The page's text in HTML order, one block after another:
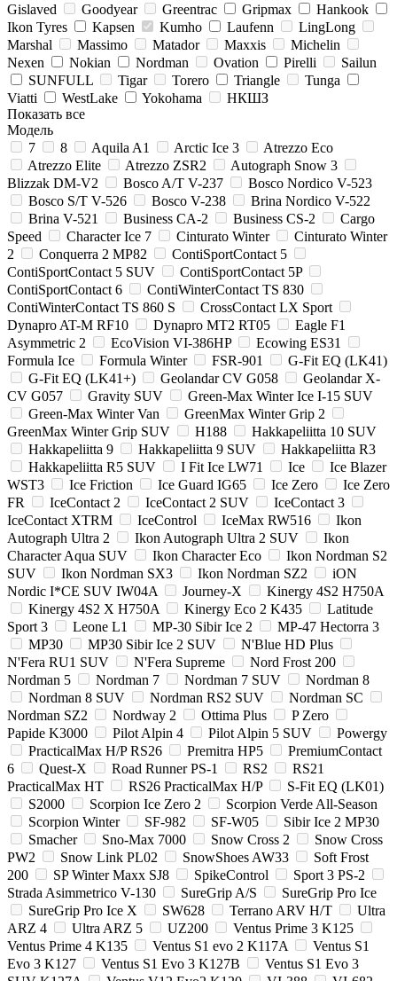
Gislaved
Goodyear Greentrac Gripmax
Hankook
Ikon Tyres
Kapsen Kumho Laufenn
LingLong
Marshal
Massimo Matador Maxxis
Michelin
Nexen
Nokian Nordman Ovation Pirelli
Sailun
SUNFULL
Tigar Torero Triangle
Tunga
Viatti
WestLake Yokohama
НКШЗ
Показать все
Модель
7
8 Aquila A1 Arctic Ice 3
Atrezzo Eco
Atrezzo Elite
Atrezzo ZSR2
Autograph Snow 3
Blizzak DM-V2
Bosco A/T V-237
Bosco Nordico V-523
Bosco S/T V-526
Bosco V-238
Brina Nordico V-522
Brina V-521
Business CA-2 Business CS-2
Cargo
Speed
Character Ice 7 Cinturato Winter
Cinturato Winter
2
Conquerra 2 MP82
ContiSportContact 5
ContiSportContact 5 SUV
ContiSportContact 5P
ContiSportContact 6
ContiWinterContact TS 830
ContiWinterContact TS 860 S
CrossContact LX Sport
Dynapro AT-M RF10
Dynapro MT2 RT05
Eagle F1
Asymmetric 2
EcoVision VI-386HP
Ecowing ES31
Formula Ice
Formula Winter FSR-901
G-Fit EQ (LK41)
G-Fit EQ (LK41+)
Geolandar CV G058
Geolandar X-
CV G057
Gravity SUV
Green-Max Winter Ice I-15 SUV
Green-Max Winter Van
GreenMax Winter Grip 2
GreenMax Winter Grip SUV
H188
Hakkapeliitta 10 SUV
Hakkapeliitta 9
Hakkapeliitta 9 SUV
Hakkapeliitta R3
Hakkapeliitta R5 SUV
I Fit Ice LW71 Ice
Ice Blazer
WST3
Ice Friction Ice Guard IG65 Ice Zero
Ice Zero
FR
IceContact 2 IceContact 2 SUV
IceContact 3
IceContact XTRM
IceControl IceMax RW516
Ikon
Autograph Ultra 2
Ikon Autograph Ultra 2 SUV
Ikon
Character Aqua SUV
Ikon Character Eco
Ikon Nordman S2
SUV
Ikon Nordman SX3 Ikon Nordman SZ2
iON
Nordic I*CE SUV IW04A
Journey-X
Kinergy 4S2 H750A
Kinergy 4S2 X H750A
Kinergy Eco 2 K435
Latitude
Sport 3
Leone L1 MP-30 Sibir Ice 2
MP-47 Hectorra 3
MP30
MP30 Sibir Ice 2 SUV
N'Blue HD Plus
N'Fera RU1 SUV
N'Fera Supreme
Nord Frost 200
Nordman 5
Nordman 7 Nordman 7 SUV
Nordman 8
Nordman 8 SUV
Nordman RS2 SUV
Nordman SC
Nordman SZ2
Nordway 2 Ottima Plus
P Zero
Papide K3000
Pilot Alpin 4 Pilot Alpin 5 SUV
Powergy
PracticalMax H/P RS26
Premitra HP5
PremiumContact
6
Quest-X Road Runner PS-1 RS2
RS21
PracticalMax HT
RS26 PracticalMax H/P
S-Fit EQ (LK01)
S2000
Scorpion Ice Zero 2
Scorpion Verde All-Season
Scorpion Winter
SF-982 SF-W05
Sibir Ice 2 MP30
Smacher
Sno-Max 7000 Snow Cross 2
Snow Cross
PW2
Snow Link PL02 SnowShoes AW33
Soft Frost
200
SP Winter Maxx SJ8 SpikeControl
Sport 3 PS-2
Strada Asimmetrico V-130
SureGrip A/S
SureGrip Pro Ice
SureGrip Pro Ice X
SW628 Terrano ARV H/T
Ultra
ARZ 4
Ultra ARZ 5 UZ200
Ventus Prime 3 K125
Ventus Prime 4 K135
Ventus S1 evo 2 K117A
Ventus S1
Evo 3 K127
Ventus S1 Evo 3 K127B
Ventus S1 Evo 3